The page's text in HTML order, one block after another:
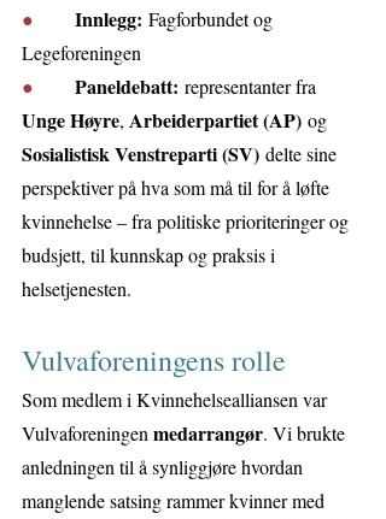
● Innlegg: Fagforbundet og
Legeforeningen
● Paneldebatt: representanter fra
Unge Høyre, Arbeiderpartiet (AP) og
Sosialistisk Venstreparti (SV) delte sine
perspektiver på hva som må til for å løfte
kvinnehelse – fra politiske prioriteringer og
budsjett, til kunnskap og praksis i
helsetjenesten.
Vulvaforeningens rolle
Som medlem i Kvinnehelsealliansen var
Vulvaforeningen medarrangør. Vi brukte
anledningen til å synliggjøre hvordan
manglende satsing rammer kvinner med